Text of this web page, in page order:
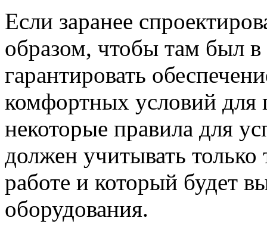
Если заранее
образом, чтобы там был
гарантировать
комфортных условий для
некоторые правила для
должен учитывать
работе и который будет
оборудования.